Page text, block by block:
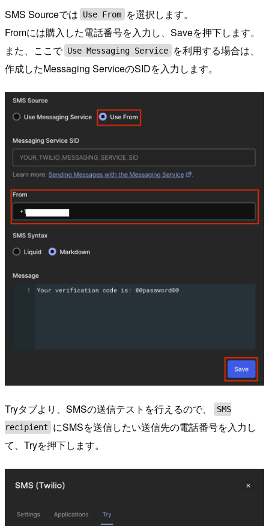
SMS Sourceでは Use From
を選択します。
Fromには購入した電話番号を入力し、Saveを押下します。
また、ここで Use Messaging Service
を利用する場合は、
作成したMessaging ServiceのSIDを入力します。
Tryタブより、SMSの送信テストを行えるので、
SMS
recipient
にSMSを送信したい送信先の電話番号を入力し
て、Tryを押下します。